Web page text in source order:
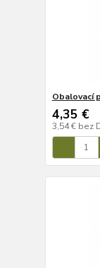
Obalovací
4,35 €
3,54 € bez